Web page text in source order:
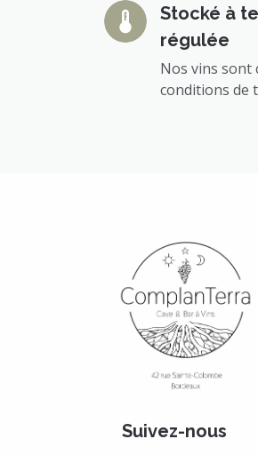
Stocké à
régulée
Nos vins sont
conditions de
Suivez-nous